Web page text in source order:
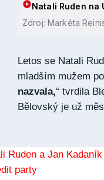
Natali Ruden
Zdroj: Markéta
Letos se Natali
mladším mužem
nazvala,“ tvrdila
Bělovský je už